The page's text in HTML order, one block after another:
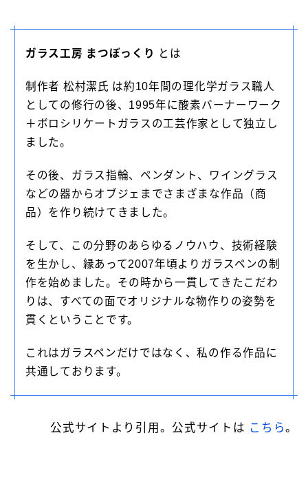
ガラス工房 まつぼっくり とは
制作者 松村潔氏 は約10年間の理化学ガラス職人
としての修行の後、1995年に酸素バーナーワーク
＋ボロシリケートガラスの工芸作家として独立し
ました。
その後、ガラス指輪、ペンダント、ワイングラス
などの器からオブジェまでさまざまな作品（商
品）を作り続けてきました。
そして、この分野のあらゆるノウハウ、技術経験
を生かし、縁あって2007年頃よりガラスペンの制
作を始めました。その時から一貫してきたこだわ
りは、すべての面でオリジナルな物作りの姿勢を
貫くということです。
これはガラスペンだけではなく、私の作る作品に
共通しております。
公式サイトより引用。公式サイトは こちら。